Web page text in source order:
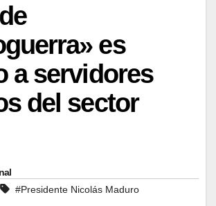
es
a servidores
del sector
#Presidente Nicolás Maduro